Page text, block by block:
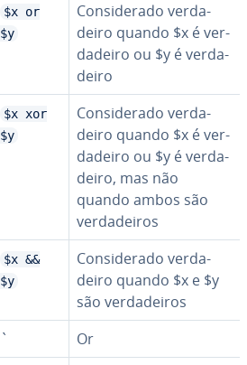
$x or
$y
Con­si­de­rado ver­da­
deiro quando $x é ver­
da­deiro ou $y é ver­da­
deiro
$x xor
$y
Con­si­de­rado ver­da­
deiro quando $x é ver­
da­deiro ou $y é ver­da­
deiro, mas não
quando ambos são
ver­da­dei­ros
$x &&
$y
Con­si­de­rado ver­da­
deiro quando $x e $y
são ver­da­dei­ros
` Or